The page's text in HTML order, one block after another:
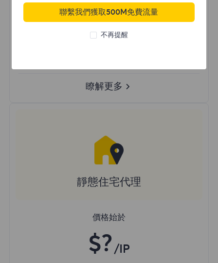
不限流量使用
全球超過50個地區
瞭解更多
靜態住宅代理
價格始於
$? /IP
聯繫我們獲取500M免費流量
不再提醒